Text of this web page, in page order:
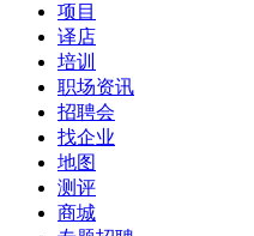
项目
译店
培训
职场资讯
招聘会
找企业
地图
测评
商城